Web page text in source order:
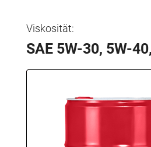
Viskosität:
SAE 5W-30, 5W-